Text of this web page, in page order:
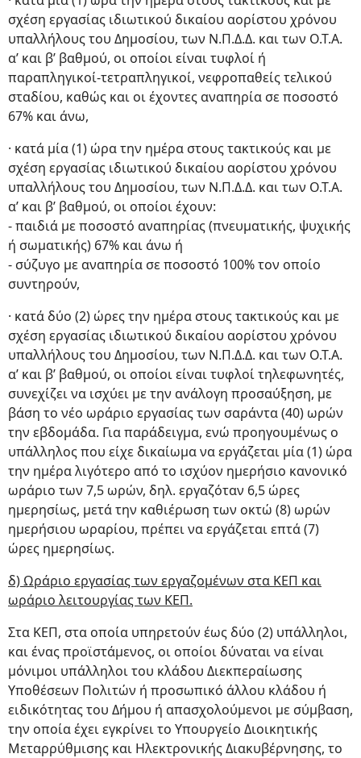
σχέση εργασίας ιδιωτικού δικαίου αορίστου χρόνου
υπαλλήλους του Δημοσίου, των Ν.Π.Δ.Δ. και των Ο.Τ.Α.
α’ και β’ βαθμού, οι οποίοι είναι τυφλοί ή
παραπληγικοί-τετραπληγικοί, νεφροπαθείς τελικού
σταδίου, καθώς και οι έχοντες αναπηρία σε ποσοστό
67% και άνω,
· κατά μία (1) ώρα την ημέρα στους τακτικούς και με
σχέση εργασίας ιδιωτικού δικαίου αορίστου χρόνου
υπαλλήλους του Δημοσίου, των Ν.Π.Δ.Δ. και των Ο.Τ.Α.
α’ και β’ βαθμού, οι οποίοι έχουν:
- παιδιά με ποσοστό αναπηρίας (πνευματικής, ψυχικής
ή σωματικής) 67% και άνω ή
- σύζυγο με αναπηρία σε ποσοστό 100% τον οποίο
συντηρούν,
· κατά δύο (2) ώρες την ημέρα στους τακτικούς και με
σχέση εργασίας ιδιωτικού δικαίου αορίστου χρόνου
υπαλλήλους του Δημοσίου, των Ν.Π.Δ.Δ. και των Ο.Τ.Α.
α’ και β’ βαθμού, οι οποίοι είναι τυφλοί τηλεφωνητές,
συνεχίζει να ισχύει με την ανάλογη προσαύξηση, με
βάση το νέο ωράριο εργασίας των σαράντα (40) ωρών
την εβδομάδα. Για παράδειγμα, ενώ προηγουμένως ο
υπάλληλος που είχε δικαίωμα να εργάζεται μία (1) ώρα
την ημέρα λιγότερο από το ισχύον ημερήσιο κανονικό
ωράριο των 7,5 ωρών, δηλ. εργαζόταν 6,5 ώρες
ημερησίως, μετά την καθιέρωση των οκτώ (8) ωρών
ημερήσιου ωραρίου, πρέπει να εργάζεται επτά (7)
ώρες ημερησίως.
δ) Ωράριο εργασίας των εργαζομένων στα ΚΕΠ και
ωράριο λειτουργίας των ΚΕΠ.
Στα ΚΕΠ, στα οποία υπηρετούν έως δύο (2) υπάλληλοι,
και ένας προϊστάμενος, οι οποίοι δύναται να είναι
μόνιμοι υπάλληλοι του κλάδου Διεκπεραίωσης
Υποθέσεων Πολιτών ή προσωπικό άλλου κλάδου ή
ειδικότητας του Δήμου ή απασχολούμενοι με σύμβαση,
την οποία έχει εγκρίνει το Υπουργείο Διοικητικής
Μεταρρύθμισης και Ηλεκτρονικής Διακυβέρνησης, το